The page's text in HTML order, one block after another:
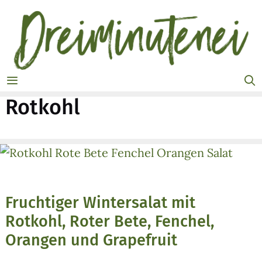
Inhalt
springen
Rotkohl
Fruchtiger Wintersalat mit
Rotkohl, Roter Bete, Fenchel,
Orangen und Grapefruit